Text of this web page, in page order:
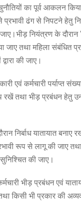
का पूर्व आकलन
ढंग से निपटने हेतु
नियंत्रण के दौरान
जाए तथा महिला संबंधित
की जाए।
एवं कर्मचारी पर्याप्त
रखें तथा भीड़ प्रबंधन हेतु
निर्बाध यातायात बनाए
रूप से लागू की जाए
की जाए।
भीड़ प्रबंधन एवं
किसी भी प्रकार की